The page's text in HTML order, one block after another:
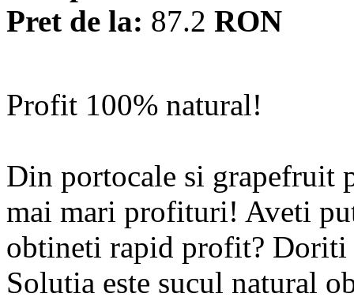
Pret de la: 87.2 RON
Profit 100% natural!
Din portocale si grapefruit
mai mari profituri! Aveti
obtineti rapid profit? Doriti
Solutia este sucul natural